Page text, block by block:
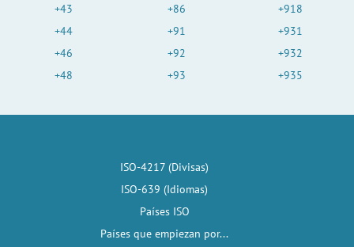
+43
+44
+46
+48
+86
+91
+92
+93
+918
+931
+932
+935
ISO-4217 (Divisas)
ISO-639 (Idiomas)
Países ISO
Países que empiezan por...